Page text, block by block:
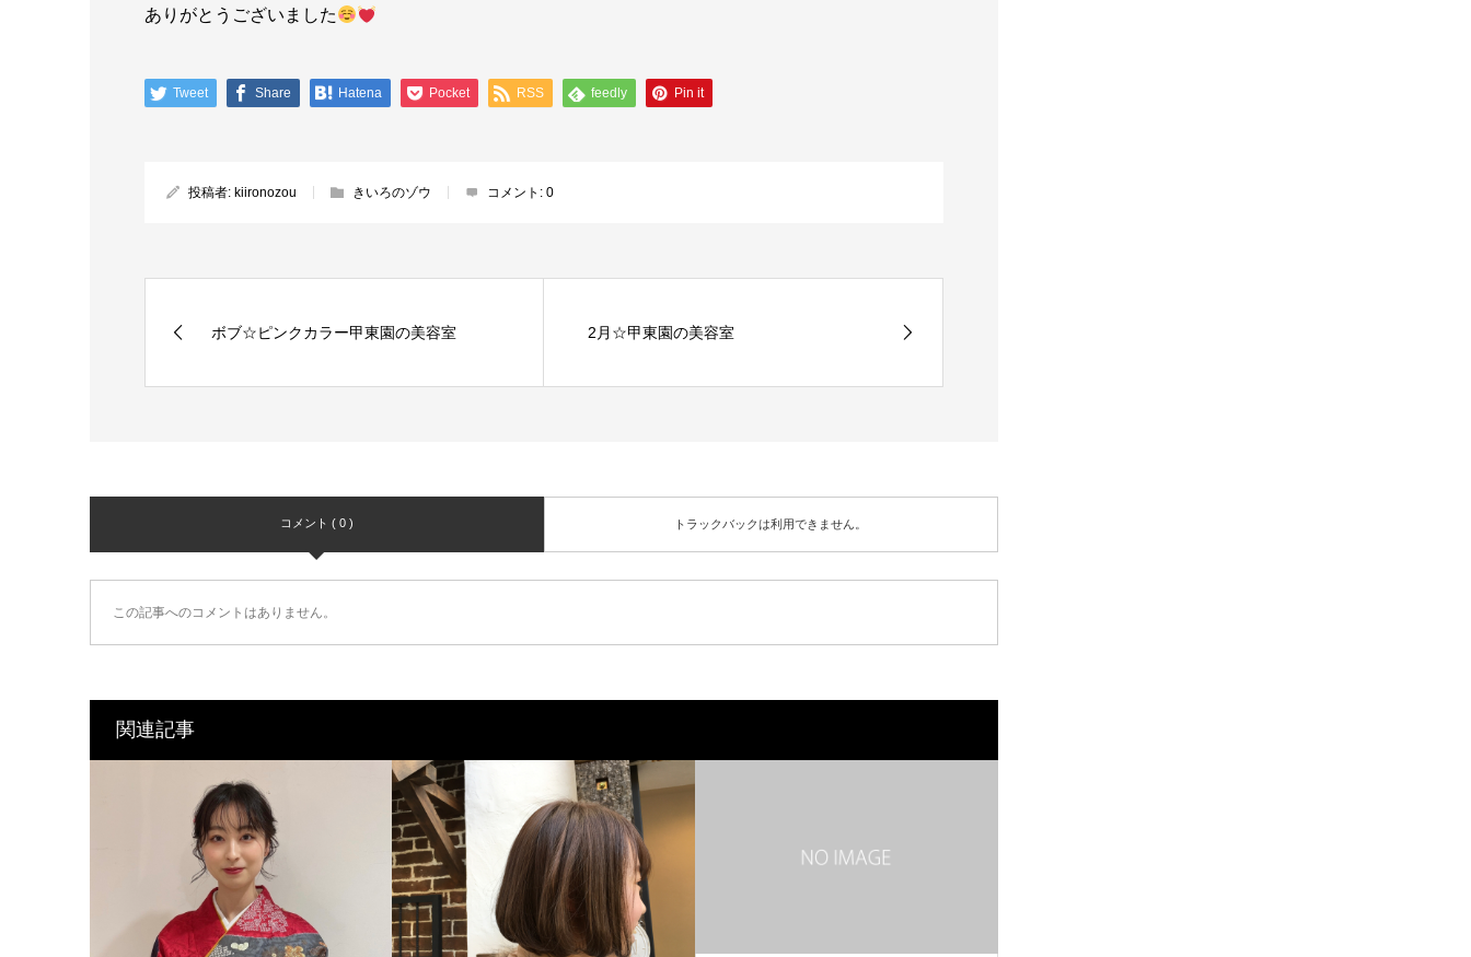
ありがとうございました
Tweet Share Hatena Pocket RSS feedly Pin it
投稿者: kiironozou きいろのゾウ コメント: 0
ボブ☆ピンクカラー甲東園の美容室 2月☆甲東園の美容室
コメント ( 0 ) トラックバックは利用できません。
この記事へのコメントはありません。
関連記事